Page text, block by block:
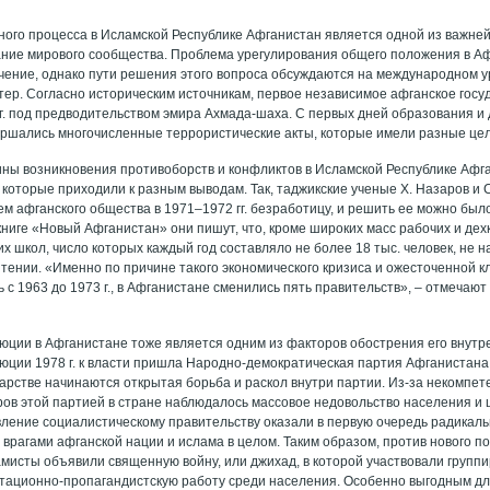
процесса в Исламской Республике Афганистан является одной из
мирового сообщества. Проблема урегулирования общего положения в
однако пути решения этого вопроса обсуждаются на международном
Согласно историческим источникам, первое независимое афганское
под предводительством эмира Ахмада-шаха. С первых дней образования
многочисленные террористические акты, которые имели разные
возникновения противоборств и конфликтов в Исламской Республике
приходили к разным выводам. Так, таджикские ученые Х. Назаров и
афганского общества в 1971–1972 гг. безработицу, и решить ее можно
«Новый Афганистан» они пишут, что, кроме широких масс рабочих и
школ, число которых каждый год составляло не более 18 тыс. человек, не
«Именно по причине такого экономического кризиса и ожесточенной
с 1963 до 1973 г., в Афганистане сменились пять правительств», –
в Афганистане тоже является одним из факторов обострения его
1978 г. к власти пришла Народно-демократическая партия
начинаются открытая борьба и раскол внутри партии. Из-за
этой партией в стране наблюдалось массовое недовольство населения
социалистическому правительству оказали в первую очередь
афганской нации и ислама в целом. Таким образом, против нового
объявили священную войну, или джихад, в которой участвовали
пропагандистскую работу среди населения. Особенно выгодным